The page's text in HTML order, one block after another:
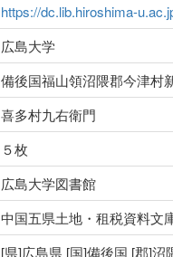
https://dc.lib.hiroshima-
広島大学
備後国福山領沼隈郡今津村
喜多村九右衛門
５枚
広島大学図書館
中国五県土地・租税資料文
[県]広島県 [国]備後国 [郡]